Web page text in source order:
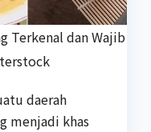
Terkenal dan Wajib
daerah
menjadi khas